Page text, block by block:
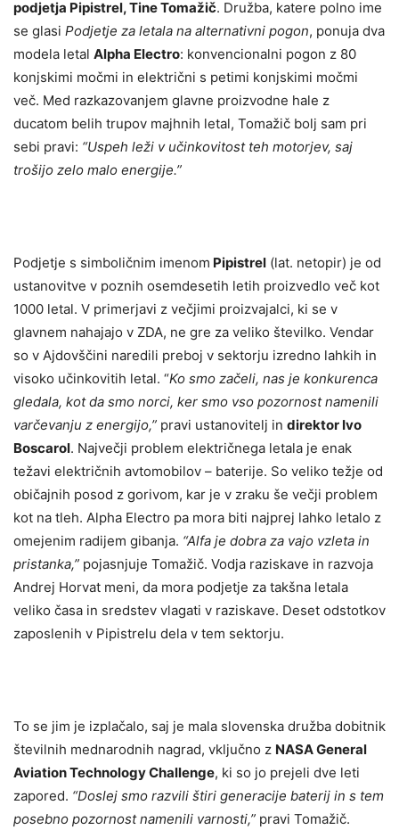
podjetja Pipistrel, Tine Tomažič. Družba, katere polno ime
se glasi Podjetje za letala na alternativni pogon, ponuja dva
modela letal Alpha Electro: konvencionalni pogon z 80
konjskimi močmi in električni s petimi konjskimi močmi
več. Med razkazovanjem glavne proizvodne hale z
ducatom belih trupov majhnih letal, Tomažič bolj sam pri
sebi pravi: “Uspeh leži v učinkovitost teh motorjev, saj
trošijo zelo malo energije.”
Podjetje s simboličnim imenom Pipistrel (lat. netopir) je od
ustanovitve v poznih osemdesetih letih proizvedlo več kot
1000 letal. V primerjavi z večjimi proizvajalci, ki se v
glavnem nahajajo v ZDA, ne gre za veliko številko. Vendar
so v Ajdovščini naredili preboj v sektorju izredno lahkih in
visoko učinkovitih letal. “Ko smo začeli, nas je konkurenca
gledala, kot da smo norci, ker smo vso pozornost namenili
varčevanju z energijo,” pravi ustanovitelj in direktor Ivo
Boscarol. Največji problem električnega letala je enak
težavi električnih avtomobilov – baterije. So veliko težje od
običajnih posod z gorivom, kar je v zraku še večji problem
kot na tleh. Alpha Electro pa mora biti najprej lahko letalo z
omejenim radijem gibanja. “Alfa je dobra za vajo vzleta in
pristanka,” pojasnjuje Tomažič. Vodja raziskave in razvoja
Andrej Horvat meni, da mora podjetje za takšna letala
veliko časa in sredstev vlagati v raziskave. Deset odstotkov
zaposlenih v Pipistrelu dela v tem sektorju.
To se jim je izplačalo, saj je mala slovenska družba dobitnik
številnih mednarodnih nagrad, vključno z NASA General
Aviation Technology Challenge, ki so jo prejeli dve leti
zapored. “Doslej smo razvili štiri generacije baterij in s tem
posebno pozornost namenili varnosti,” pravi Tomažič.